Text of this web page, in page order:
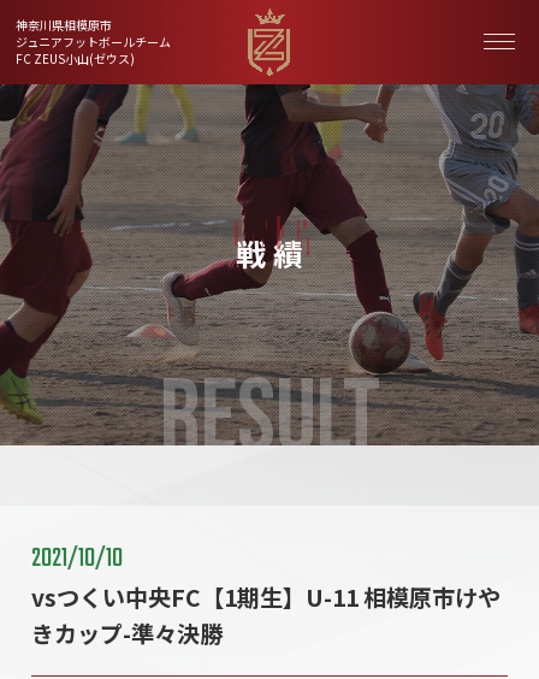
神奈川県相模原市
ジュニアフットボールチーム
FC ZEUS小山(ゼウス)
戦 績
RESULT
2021/10/10
vsつくい中央FC【1期生】U-11 相模原市けや
きカップ-準々決勝